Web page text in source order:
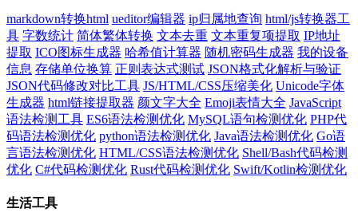
markdown转换html ueditor编辑器 ip归属地查询 html/js转换器工
具 字数统计 简体繁体转换 文本去重 文本重复项提取 IP地址
提取 ICO图标生成器 哈希值计算器 随机密码生成器 我的设备
信息 存储单位换算 正则表达式测试 JSON格式化解析与验证
JSON代码修改对比工具 JS/HTML/CSS压缩美化 Unicode字体
生成器 html链接提取器 颜文字大全 Emoji表情大全 JavaScript
语法检测工具 ES6语法检测优化 MySQL语句检测优化 PHP代
码语法检测优化 python语法检测优化 Java语法检测优化 Go语
言语法检测优化 HTML/CSS语法检测优化 Shell/Bash代码检测
优化 C#代码检测优化 Rust代码检测优化 Swift/Kotlin检测优化
生活工具